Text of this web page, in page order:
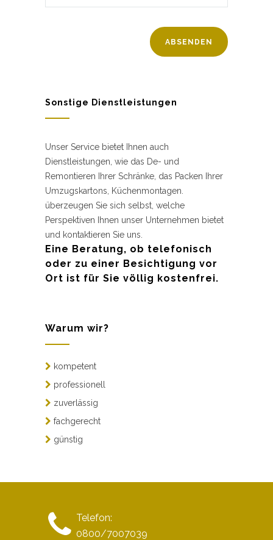
Sonstige Dienstleistungen
Unser Service bietet Ihnen auch
Dienstleistungen, wie das De- und
Remontieren Ihrer Schränke, das Packen Ihrer
Umzugskartons, Küchenmontagen.
überzeugen Sie sich selbst, welche
Perspektiven Ihnen unser Unternehmen bietet
und kontaktieren Sie uns.
Eine Beratung, ob telefonisch
oder zu einer Besichtigung vor
Ort ist für Sie völlig kostenfrei.
Warum wir?
kompetent
professionell
zuverlässig
fachgerecht
günstig
Telefon:
0800/7007039